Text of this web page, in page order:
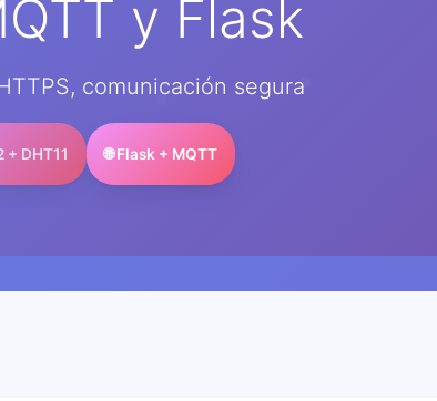
y Flask
comunicación segura
+ DHT11 🌐 Flask + MQTT